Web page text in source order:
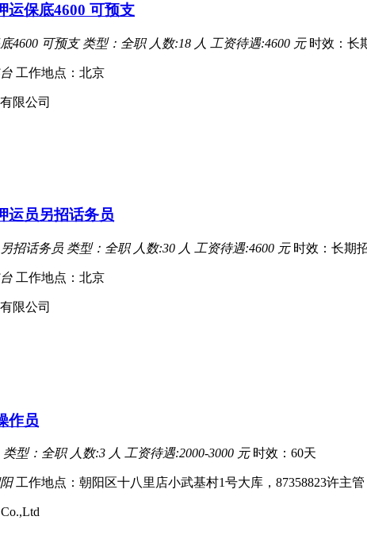
运保底4600 可预支
4600 可预支 类型：全职 人数:18 人 工资待遇:4600 元时效：长
工作地点：北京
限公司
运员另招话务员
招话务员 类型：全职 人数:30 人 工资待遇:4600 元时效：长期
工作地点：北京
限公司
作员
类型：全职 人数:3 人 工资待遇:2000-3000 元时效：60天
工作地点：朝阳区十八里店小武基村1号大库，87358823许主管